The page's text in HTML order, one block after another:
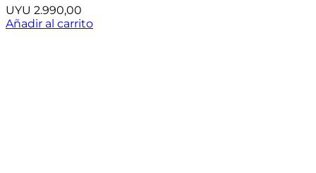
UYU 2.990,00
Añadir al carrito